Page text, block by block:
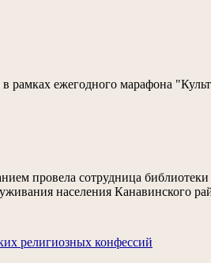
ежегодного марафона
провела сотрудница
населения Канавинского
религиозных конфессий